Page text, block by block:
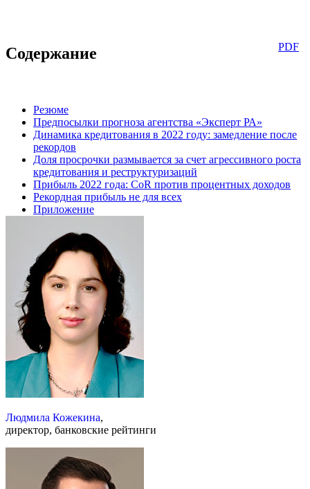
PDF
Содержание
Резюме
Предпосылки прогноза агентства «Эксперт РА»
Динамика кредитования в 2022 году: замедление после
рекордов
Доля просрочки размывается за счет агрессивного роста
кредитования и реструктуризаций
Прибыль 2022 года: CoR против процентных доходов
Рекордная прибыль не для всех
Приложение
Людмила Кожекина,
директор, банковские рейтинги